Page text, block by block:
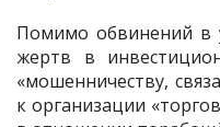
Помимо обвинений в
жертв в
«мошенничеству,
к организации